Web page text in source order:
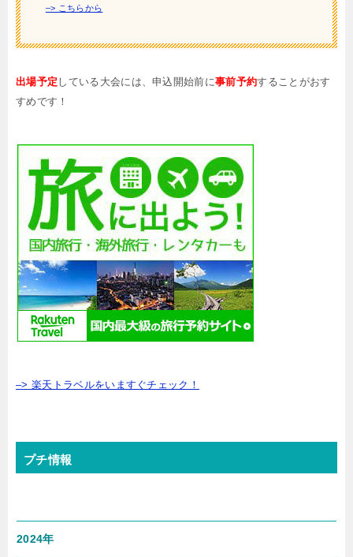
–> こちらから
出場予定 している大会には、申込開始前に事前予約することがおす
すめです！
–> 楽天トラベルをいますぐチェック！
プチ情報
2024年